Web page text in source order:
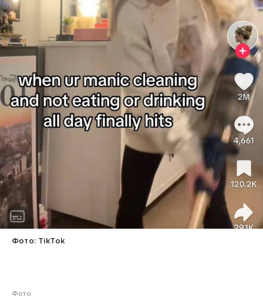
Фото: TikTok
Фото: